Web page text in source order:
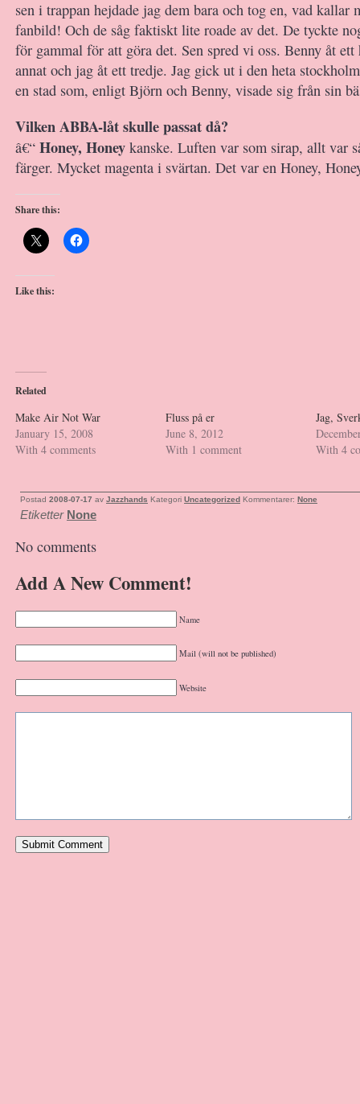
sen i trappan hejdade jag dem bara och tog en, vad
fanbild! Och de såg faktiskt lite roade av det. De tyckte
för gammal för att göra det. Sen spred vi oss. Benny åt
annat och jag åt ett tredje. Jag gick ut i den heta
en stad som, enligt Björn och Benny, visade sig från sin
Vilken ABBA-låt skulle passat då?
â€“ Honey, Honey kanske. Luften var som sirap, allt var
färger. Mycket magenta i svärtan. Det var en Honey,
Share this:
Like this:
Related
Make Air Not War
January 15, 2008
With 4 comments
Fluss på er
June 8, 2012
With 1 comment
Jag,
With 4
Postad 2008-07-17 av Jazzhands Kategori Uncategorized Kommentarer: None
Etiketter None
No comments
Add A New Comment!
Name
Mail (will not be published)
Website